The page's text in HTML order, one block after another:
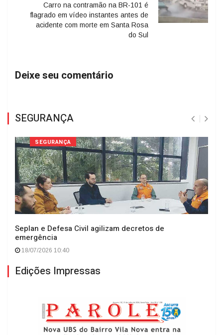
Carro na contramão na BR-101 é
flagrado em vídeo instantes antes de
acidente com morte em Santa Rosa
do Sul
Deixe seu comentário
SEGURANÇA
SEGURANÇA
Seplan e Defesa Civil agilizam decretos de
emergência
18/07/2026 10:40
Edições Impressas